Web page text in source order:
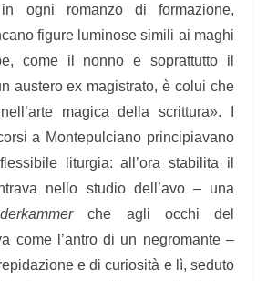
ogni romanzo di formazione,
figure luminose simili ai maghi
come il nonno e soprattutto il
austero ex magistrato, è colui che
magica della scrittura». I
a Montepulciano principiavano
liturgia: all’ora stabilita il
nello studio dell’avo – una
che agli occhi del
come l’antro di un negromante –
e di curiosità e lì, seduto